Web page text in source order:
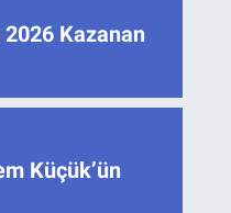
2026 Kazanan
Küçük’ün